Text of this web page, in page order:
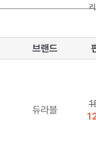
브랜드
듀라블